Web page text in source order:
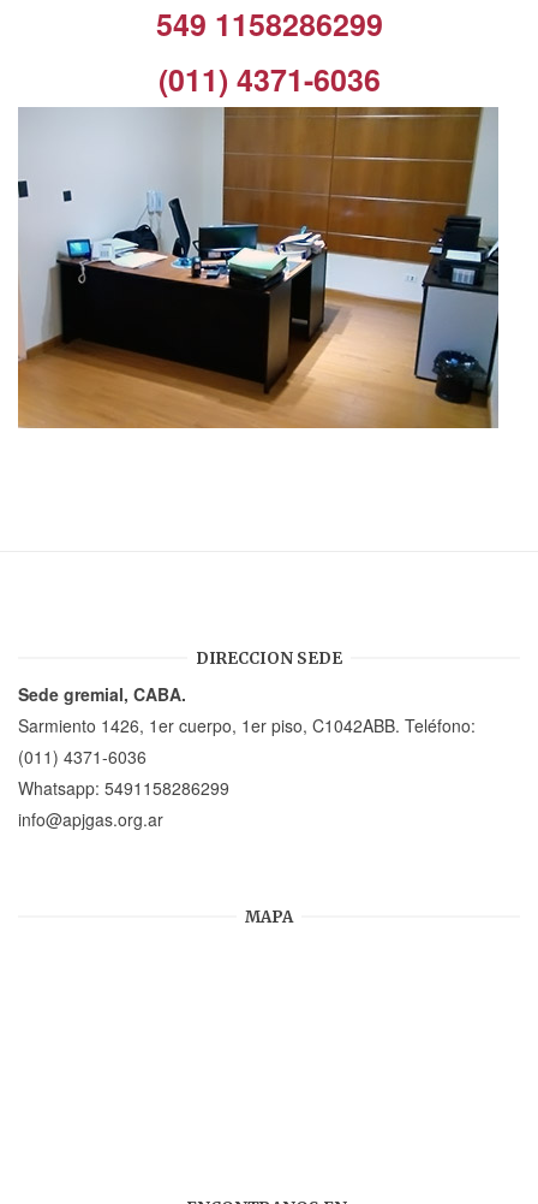
549 1158286299
(011) 4371-6036
DIRECCION SEDE
Sede gremial, CABA.
Sarmiento 1426, 1er cuerpo, 1er piso, C1042ABB. Teléfono:
(011) 4371-6036
Whatsapp: 5491158286299
info@apjgas.org.ar
MAPA